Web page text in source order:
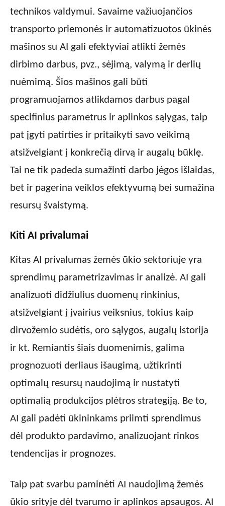
technikos valdymui. Savaime važiuojančios
transporto priemonės ir automatizuotos ūkinės
mašinos su AI gali efektyviai atlikti žemės
dirbimo darbus, pvz., sėjimą, valymą ir derlių
nuėmimą. Šios mašinos gali būti
programuojamos atlikdamos darbus pagal
specifinius parametrus ir aplinkos sąlygas, taip
pat įgyti patirties ir pritaikyti savo veikimą
atsižvelgiant į konkrečią dirvą ir augalų būklę.
Tai ne tik padeda sumažinti darbo jėgos išlaidas,
bet ir pagerina veiklos efektyvumą bei sumažina
resursų švaistymą.
Kiti AI privalumai
Kitas AI privalumas žemės ūkio sektoriuje yra
sprendimų parametrizavimas ir analizė. AI gali
analizuoti didžiulius duomenų rinkinius,
atsižvelgiant į įvairius veiksnius, tokius kaip
dirvožemio sudėtis, oro sąlygos, augalų istorija
ir kt. Remiantis šiais duomenimis, galima
prognozuoti derliaus išaugimą, užtikrinti
optimalų resursų naudojimą ir nustatyti
optimalią produkcijos plėtros strategiją. Be to,
AI gali padėti ūkininkams priimti sprendimus
dėl produkto pardavimo, analizuojant rinkos
tendencijas ir prognozes.
Taip pat svarbu paminėti AI naudojimą žemės
ūkio srityje dėl tvarumo ir aplinkos apsaugos. AI